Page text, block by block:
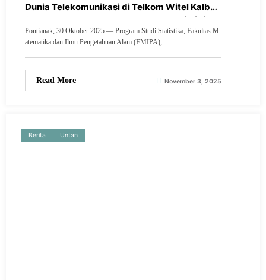
Dunia Telekomunikasi di Telkom Witel Kalbar:
Selaraskan Ilmu Data dengan Industri Digital
Pontianak, 30 Oktober 2025 — Program Studi Statistika, Fakultas M
atematika dan Ilmu Pengetahuan Alam (FMIPA),…
Read More November 3, 2025
Berita Untan